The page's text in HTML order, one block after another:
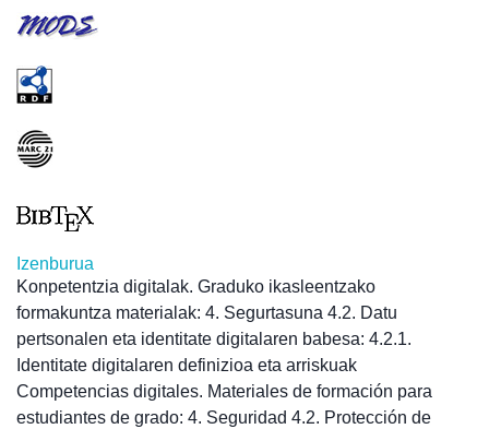
Izenburua
Konpetentzia digitalak. Graduko ikasleentzako
formakuntza materialak: 4. Segurtasuna 4.2. Datu
pertsonalen eta identitate digitalaren babesa: 4.2.1.
Identitate digitalaren definizioa eta arriskuak
Competencias digitales. Materiales de formación para
estudiantes de grado: 4. Seguridad 4.2. Protección de